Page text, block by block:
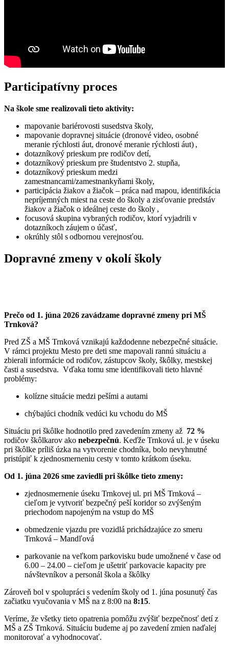
Participatívny proces
Na škole sme realizovali tieto aktivity:
mapovanie bariérovosti susedstva školy,
mapovanie dopravnej situácie (dronové video, osobné
meranie rýchlosti áut, dronové meranie rýchlosti áut) ,
dotazníkový prieskum pre rodičov detí,
dotazníkový prieskum pre študentstvo 2. stupňa,
dotazníkový prieskum medzi
zamestnancami/zamestnankyňami školy,
participácia žiakov a žiačok – práca nad mapou, identifikácia
nepríjemných miest na ceste do školy a zisťovanie predstáv
žiakov a žiačok o ideálnej ceste do školy ,
focusová skupina vybraných rodičov, ktorí vyjadrili v
dotazníkoch záujem o účasť,
okrúhly stôl s odbornou verejnosťou.
Dopravné zmeny v okolí školy
Prečo od 1. júna 2026 zavádzame dopravné zmeny pri MŠ
Trnková?
Pred ZŠ a MŠ Trnková vznikajú každodenne nebezpečné situácie.
V rámci projektu Mesto pre deti sme mapovali rannú situáciu a
zbierali informácie od rodičov, zástupcov školy, škôlky, mestskej
časti a susedstva. Vďaka tomu sme identifikovali tieto hlavné
problémy:
kolízne situácie medzi pešími a autami
chýbajúci chodník vedúci ku vchodu do MŠ
Situáciu pri škôlke hodnotilo pred zavedením zmeny až 72 %
rodičov škôlkarov ako nebezpečnú. Keďže Trnková ul. je v úseku
pri škôlke príliš úzka na vytvorenie chodníka, bolo nevyhnutné
pristúpiť k zjednosmerneniu cesty v tomto krátkom úseku.
Od 1. júna 2026 sme zaviedli pri škôlke tieto zmeny:
zjednosmernenie úseku Trnkovej ul. pri MŠ Trnková –
cieľom je vytvoriť bezpečný peší koridor so zvýšeným
priechodom napojeným na vstup do MŠ
obmedzenie vjazdu pre vozidlá prichádzajúce zo smeru
Trnková – Mandľová
parkovanie na veľkom parkovisku bude umožnené v čase od
6.00 – 24.00 – cieľom je ušetriť parkovacie kapacity pre
návštevníkov a personál škola a škôlky
Zároveň bol v spolupráci s vedením školy od 1. júna posunutý čas
začiatku vyučovania v MŠ na z 8:00 na 8:15.
Veríme, že všetky tieto opatrenia pomôžu zvýšiť bezpečnosť detí z
MŠ a ZŠ Trnková. Situáciu budeme aj po zavedení zmien naďalej
monitorovať a vyhodnocovať.